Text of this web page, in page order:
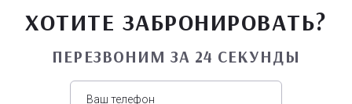
ХОТИТЕ ЗАБРОНИРОВАТЬ?
ПЕРЕЗВОНИМ ЗА 24 СЕКУНДЫ